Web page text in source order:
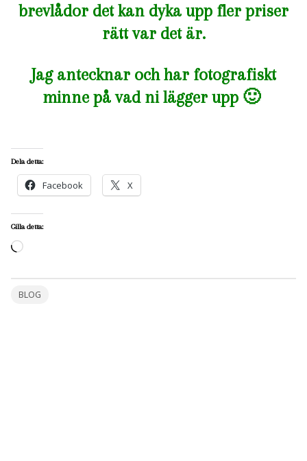
brevlådor det kan dyka upp fler priser
rätt var det är.
Jag antecknar och har fotografiskt
minne på vad ni lägger upp 🙂
Dela detta:
Facebook X
Gilla detta:
Laddar
BLOG